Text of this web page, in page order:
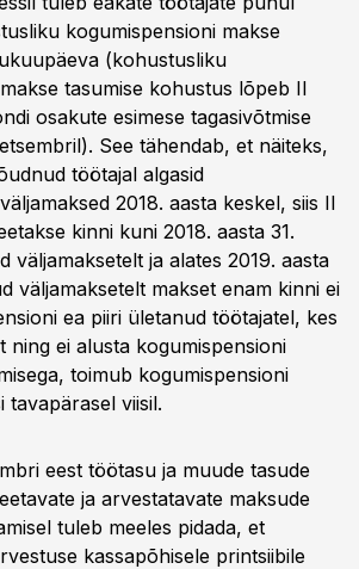
kogumispensioni makse
(kohustusliku
tasumise kohustus lõpeb II
osakute esimese tagasivõtmise
See tähendab, et näiteks,
töötajal algasid
2018. aasta keskel, siis II
kinni kuni 2018. aasta 31.
väljamaksetelt ja alates 2019. aasta
väljamaksetelt makset enam kinni ei
ea piiri ületanud töötajatel, kes
ning ei alusta kogumispensioni
toimub kogumispensioni
tavapärasel viisil.
eest töötasu ja muude tasude
ja arvestatavate maksude
tuleb meeles pidada, et
kassapõhisele printsiibile